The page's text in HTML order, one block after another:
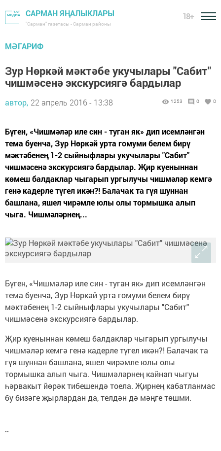
САРМАН ЯҢАЛЫКЛАРЫ
"Сарман" газетасы - Сарман районы
18+
МӘГАРИФ
Зур Нөркәй мәктәбе укучылары "Сабит"
чишмәсенә экскурсиягә бардылар
автор, 22 апрель 2016 - 13:38 1253 0 0
Бүген, «Чишмәләр иле син - туган як» дип исемләнгән
тема буенча, Зур Нөркәй урта гомуми белем бирү
мәктәбенең 1-2 сыйныфлары укучылары "Сабит"
чишмәсенә экскурсиягә бардылар. Җир куеныннан
көмеш балдаклар чыгарып ургылучы чишмәләр кемгә
генә кадерле түгел икән?! Балачак та гүя шуннан
башлана, яшел чирәмле юлы олы тормышка алып
чыга. Чишмәләрнең...
Бүген, «Чишмәләр иле син - туган як» дип исемләнгән
тема буенча, Зур Нөркәй урта гомуми белем бирү
мәктәбенең 1-2 сыйныфлары укучылары "Сабит"
чишмәсенә экскурсиягә бардылар.
Җир куеныннан көмеш балдаклар чыгарып ургылучы
чишмәләр кемгә генә кадерле түгел икән?! Балачак та
гүя шуннан башлана, яшел чирәмле юлы олы
тормышка алып чыга. Чишмәләрнең кайнап чыгуы
һәрвакыт йөрәк тибешендә тоела. Җирнең кабатланмас
бу бизәге җырлардан да, телдән дә мәңге төшми.